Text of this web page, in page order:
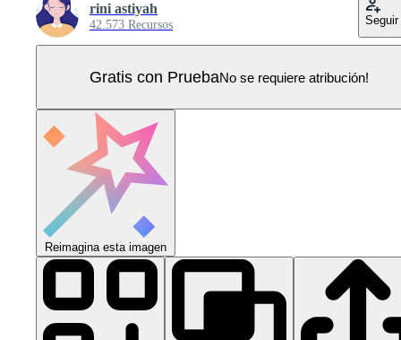
rini astiyah
42.573 Recursos Seguir
Gratis con PruebaNo se requiere atribución!
Reimagina esta imagen